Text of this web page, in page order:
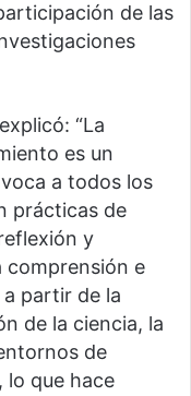
de las
“La
es un
a todos los
prácticas de
y
comprensión e
partir de la
de la ciencia, la
de
lo que hace